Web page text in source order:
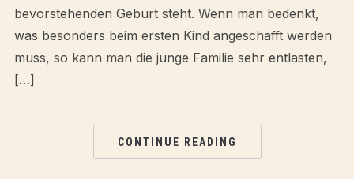
bevorstehenden Geburt steht. Wenn man bedenkt,
was besonders beim ersten Kind angeschafft werden
muss, so kann man die junge Familie sehr entlasten,
[…]
CONTINUE READING